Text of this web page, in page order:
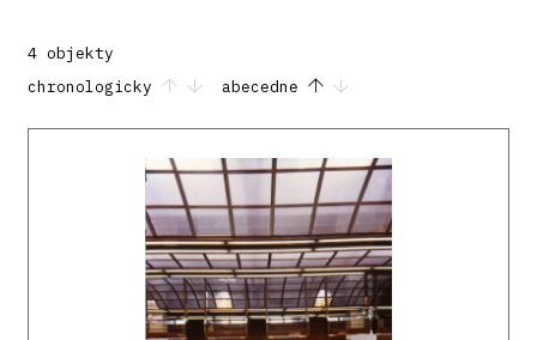
4 objekty
chronologicky
abecedne